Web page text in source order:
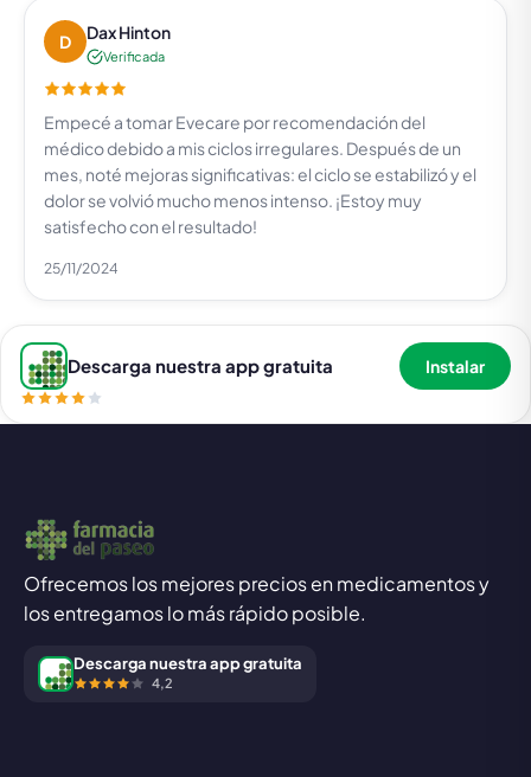
D Dax Hinton
Verificada
Empecé a tomar Evecare por recomendación del
médico debido a mis ciclos irregulares. Después de un
mes, noté mejoras significativas: el ciclo se estabilizó y el
dolor se volvió mucho menos intenso. ¡Estoy muy
satisfecho con el resultado!
25/11/2024
Descarga nuestra app gratuita Instalar
Ofrecemos los mejores precios en medicamentos y
los entregamos lo más rápido posible.
Descarga nuestra app gratuita
4,2